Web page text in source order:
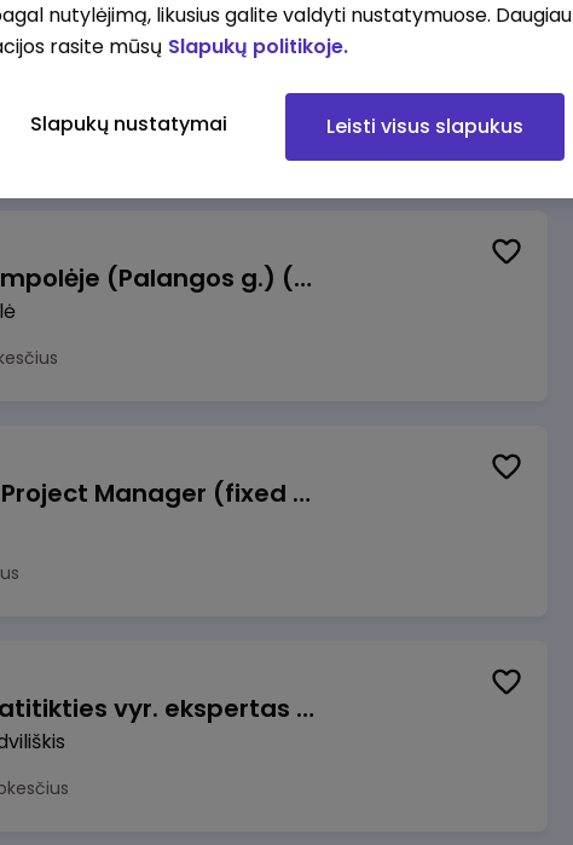
Krovėjas (-a) Ringauduose (galimybė dirbti nepilnu etatu)
Valytojas (-a) Marijampolėje (Palangos g.) (0,25 etatu)
Talent Development Project Manager (fixed term - 1.5 years)
Veiklos užtikrinimo ir atitikties vyr. ekspertas (-ė) (Radviliškis) (Radviliškis, LT)
nutylėjimą, likusius galite valdyti nustatymuose. Daugiau
rasite mūsų Slapukų politikoje.
Slapukų nustatymai Leisti visus slapukus